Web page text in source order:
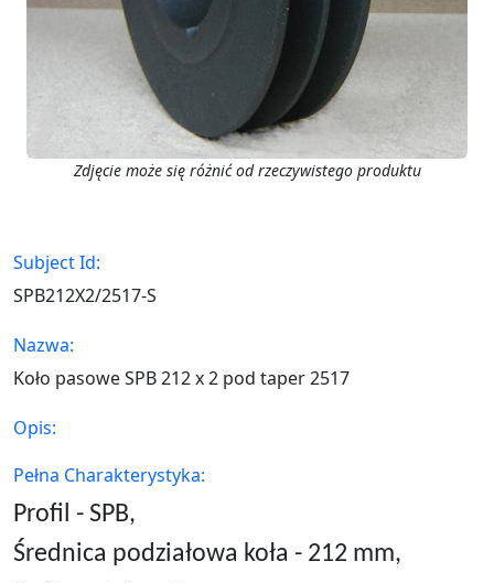
Zdjęcie może się różnić od rzeczywistego produktu
Subject Id:
SPB212X2/2517-S
Nazwa:
Koło pasowe SPB 212 x 2 pod taper 2517
Opis:
Pełna Charakterystyka:
Profil - SPB,
Średnica podziałowa koła - 212 mm,